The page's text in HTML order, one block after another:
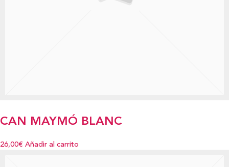
CAN MAYMÓ BLANC
26,00€ Añadir al carrito